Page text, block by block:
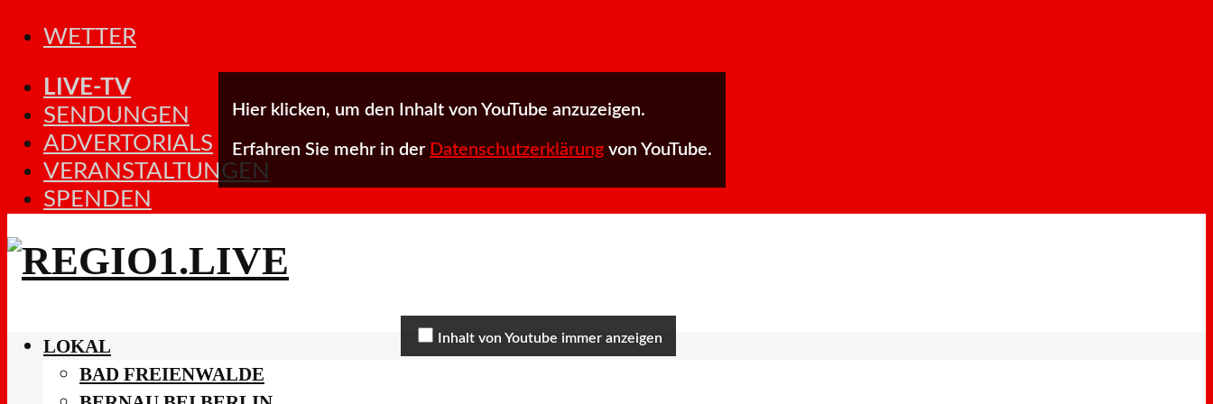
WETTER
LIVE-TV
SENDUNGEN
ADVERTORIALS
VERANSTALTUNGEN
SPENDEN
LOKAL
BAD FREIENWALDE
Hier klicken, um den Inhalt von YouTube anzuzeigen.
Erfahren Sie mehr in der Datenschutzerklärungvon YouTube.
Inhalt von Youtube immer anzeigen